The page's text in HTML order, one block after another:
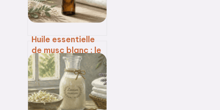
Huile essentielle
de musc blanc : le
guide pratique
pour parfumer
votre intérieur et
apaiser votre
esprit